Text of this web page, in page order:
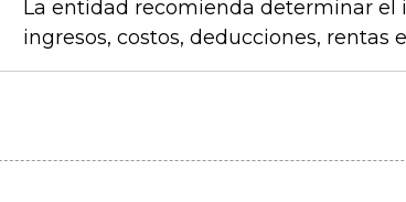
La entidad recomienda determinar el
ingresos, costos, deducciones, rentas